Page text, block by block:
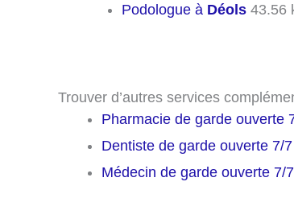
Podologue à Déols 43.56
Trouver d’autres services
Pharmacie de garde ouverte
Dentiste de garde ouverte 7/
Médecin de garde ouverte 7/